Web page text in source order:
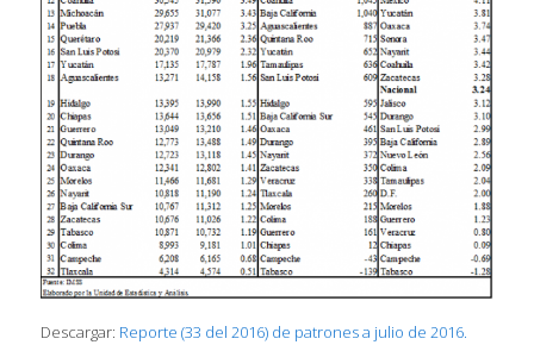
Descargar: Reporte (33 del 2016) de patrones a julio de 2016.